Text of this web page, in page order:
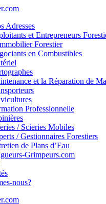
Adresses
et Entrepreneurs
Forestier
en Combustibles
et la Réparation de
Professionnelle
/ Scieries Mobiles
/ Gestionnaires Forestiers
de Plans d’Eau
Grimpeurs.com
nous?